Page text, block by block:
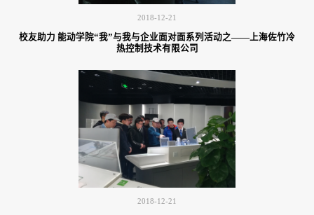
2018-12-21
校友助力 能动学院“我”与我与企业面对面系列活动之——上海佐竹冷
热控制技术有限公司
2018-12-21